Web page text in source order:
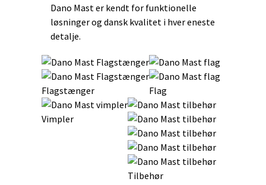
Dano Mast er kendt for funktionelle
løsninger og dansk kvalitet i hver eneste
detalje.
Flagstænger Flag
Vimpler
Tilbehør